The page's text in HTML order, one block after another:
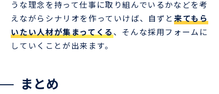
うな理念を持って仕事に取り組んでいるかなどを考
えながらシナリオを作っていけば、自ずと来てもら
いたい人材が集まってくる、そんな採用フォームに
していくことが出来ます。
まとめ